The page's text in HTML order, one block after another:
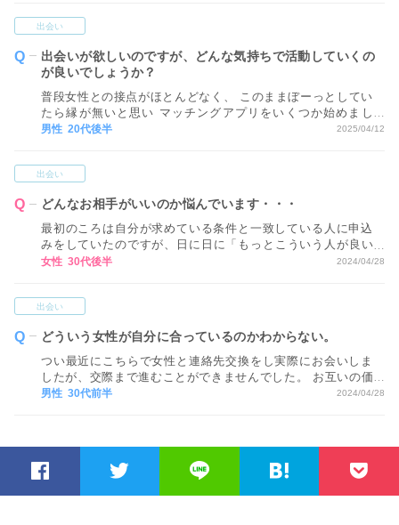
グしたらいいのかわかりません。
出会い
出会いが欲しいのですが、どんな気持ちで活動していくの
が良いでしょうか？
普段女性との接点がほとんどなく、 このままぼーっとしてい
たら縁が無いと思い マッチングアプリをいくつか始めまし
た。 まだ結婚までは考えられないのですが、 結婚を意識して
男性 20代後半 2025/04/12
出会い
どんなお相手がいいのか悩んでいます・・・
最初のころは自分が求めている条件と一致している人に申込
みをしていたのですが、日に日に「もっとこういう人が良い
かも！」と条件を付けたすうちに結婚相手として、どんな人
女性 30代後半 2024/04/28
出会い
どういう女性が自分に合っているのかわからない。
つい最近にこちらで女性と連絡先交換をし実際にお会いしま
したが、交際まで進むことができませんでした。 お互いの価
値観が合いそうにないとのことです。 私は恋愛経験も全くと
男性 30代前半 2024/04/28